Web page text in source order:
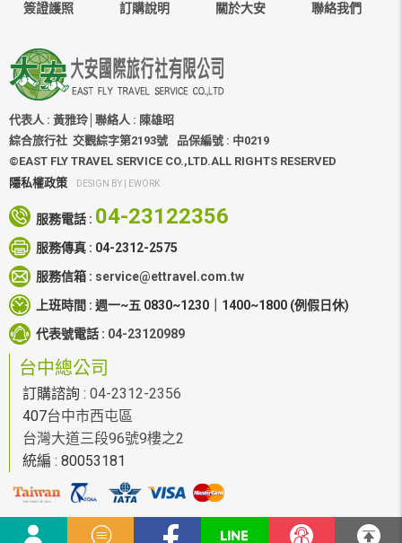
簽證護照 訂購說明 關於大安 聯絡我們
代表人 : 黃雅玲│聯絡人 : 陳雄昭
綜合旅行社 交觀綜字第2193號
品保編號 : 中0219
©EAST FLY TRAVEL SERVICE CO.,LTD.ALL RIGHTS RESERVED
隱私權政策
DESIGN BY | EWORK
服務電話 : 04-23122356
服務傳真 : 04-2312-2575
服務信箱 : service@ettravel.com.tw
上班時間 : 週一~五 0830~1230｜1400~1800 (例假日休)
代表號電話 : 04-23120989
台中總公司
訂購諮詢 : 04-2312-2356
407台中市西屯區
台灣大道三段96號9樓之2
統編 : 80053181